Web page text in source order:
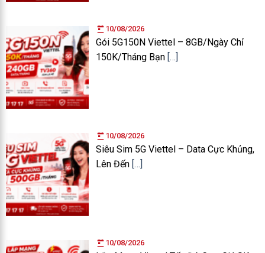
10/08/2026
Gói 5G150N Viettel – 8GB/Ngày Chỉ
150K/Tháng Bạn […]
10/08/2026
Siêu Sim 5G Viettel – Data Cực Khủng,
Lên Đến […]
10/08/2026